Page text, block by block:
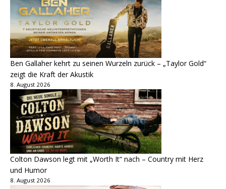
Ben Gallaher kehrt zu seinen Wurzeln zurück – „Taylor Gold“
zeigt die Kraft der Akustik
8. August 2026
Colton Dawson legt mit „Worth It“ nach – Country mit Herz
und Humor
8. August 2026